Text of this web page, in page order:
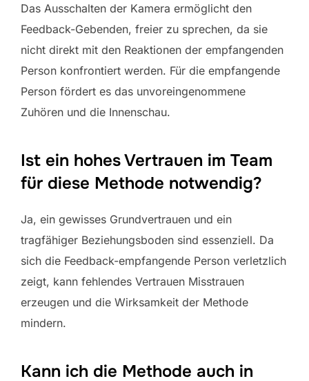
Das Ausschalten der Kamera ermöglicht den
Feedback-Gebenden, freier zu sprechen, da sie
nicht direkt mit den Reaktionen der empfangenden
Person konfrontiert werden. Für die empfangende
Person fördert es das unvoreingenommene
Zuhören und die Innenschau.
Ist ein hohes Vertrauen im Team
für diese Methode notwendig?
Ja, ein gewisses Grundvertrauen und ein
tragfähiger Beziehungsboden sind essenziell. Da
sich die Feedback-empfangende Person verletzlich
zeigt, kann fehlendes Vertrauen Misstrauen
erzeugen und die Wirksamkeit der Methode
mindern.
Kann ich die Methode auch in